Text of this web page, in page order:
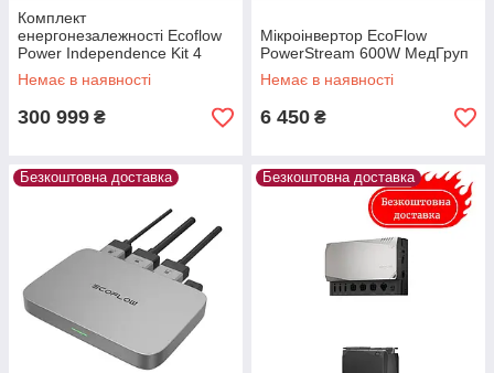
Комплект
енергонезалежності Ecoflow
Power Independence Kit 4
kWh (з генератором)
Немає в наявності
300 999 ₴
Мікроінвертор EcoFlow
PowerStream 600W МедГруп
Немає в наявності
6 450 ₴
Безкоштовна доставка Безкоштовна доставка